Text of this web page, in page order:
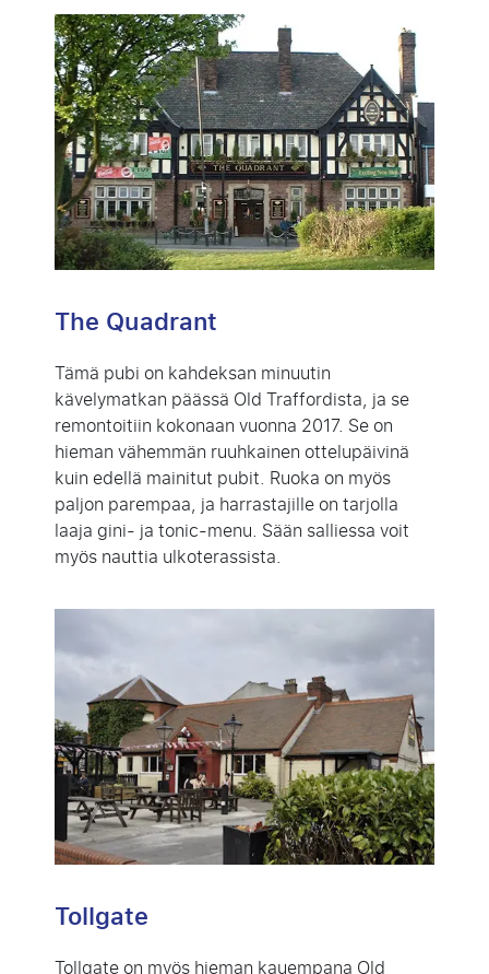
The Quadrant
Tämä pubi on kahdeksan minuutin
kävelymatkan päässä Old Traffordista, ja se
remontoitiin kokonaan vuonna 2017. Se on
hieman vähemmän ruuhkainen ottelupäivinä
kuin edellä mainitut pubit. Ruoka on myös
paljon parempaa, ja harrastajille on tarjolla
laaja gini- ja tonic-menu. Sään salliessa voit
myös nauttia ulkoterassista.
Tollgate